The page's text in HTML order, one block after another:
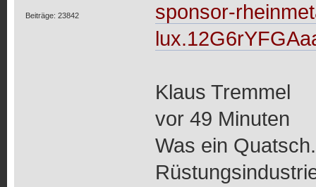
Beiträge: 23842
sponsor-
Klaus Tremmel
vor 49 Minuten
Was ein